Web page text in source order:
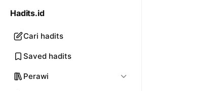
Hadits.id
Cari hadits
Saved hadits
Perawi